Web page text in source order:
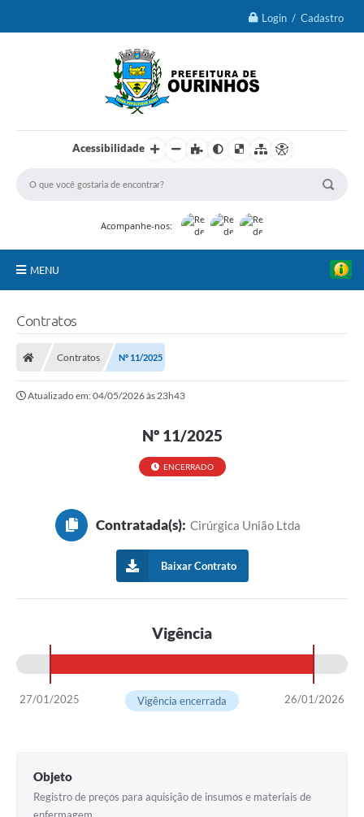
Login / Cadastro
Acessibilidade
Acompanhe-nos:
MENU
Portal da Transparência
Ouvidoria
Contratos
Contratos Nº 11/2025
Atualizado em: 04/05/2026 às 23h43
Nº 11/2025
ENCERRADO
Contratada(s): Cirúrgica União Ltda
Baixar Contrato
Vigência
27/01/2025 26/01/2026
Vigência encerrada
Objeto
Registro de preços para aquisição de insumos e materiais de